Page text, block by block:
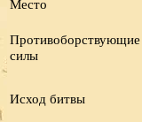
Место
Противоборствующие
силы
Исход битвы